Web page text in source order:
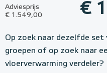
Adviesprijs
€ 1.549,00
€
Op zoek naar dezelfde set
groepen of op zoek naar
vloerverwarming verdeler?